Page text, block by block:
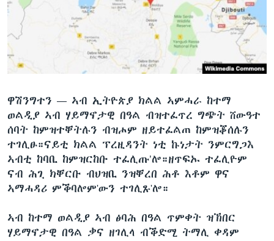
ቂሔ ጽልሚ
ቋንቋታት
ዋሽንግተን — ኣብ ኢትዮጵያ ክልል ኣምሓራ ከተማ
ወልዲያ ኣብ ሃይማኖታዊ በዓል ብዝተፈጥረ ግጭት ሸውዓተ
ሰባት ከምዝተቐትሉን ብዝሖም ዘይተፈልጠ ከምዝቖሰሉን
ተገሊፁ።ናይቲ ክልል ፕረዚዳንት ነቲ ኩነታት ንምርግጋእ
ኣብቲ ከባቢ ከምዝርከቡ ተፈሊጡ’ሎ።ዘጥፍኡ ተፈሊዮም
ናብ ሕጊ ክቐርቡ ብህዝቢ ንዝቐረበ ሕቶ እቶም ዋና
ኣማሓዳሪ ምቕባሎም'ውን ተገሊጹ'ሎ።
ኣብ ከተማ ወልዲያ ኣብ ፅባሕ በዓል ጥምቀት ዝኽበር
ሃይማኖታዊ በዓል ቃና ዘገሊላ ብቕድሚ ትማሊ ቀዳም